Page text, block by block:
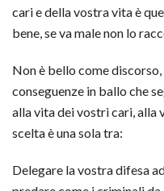
cari e della vostra vita è
bene, se va male non lo
Non è bello come
conseguenze in ballo che
alla vita dei vostri cari, alla
scelta è una sola tra:
Delegare la vostra difesa